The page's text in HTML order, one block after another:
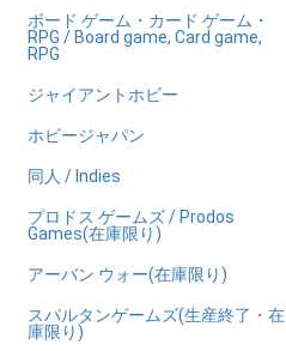
ボード ゲーム・カード ゲーム・
RPG / Board game, Card game,
RPG
ジャイアントホビー
ホビージャパン
同人 / Indies
プロドス ゲームズ / Prodos
Games(在庫限り)
アーバン ウォー(在庫限り)
スパルタンゲームズ(生産終了・在
庫限り)